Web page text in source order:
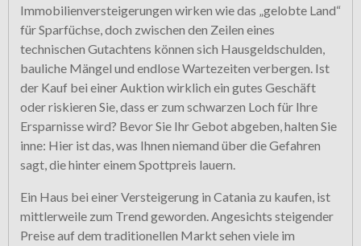
Immobilienversteigerungen wirken wie das „gelobte Land“
für Sparfüchse, doch zwischen den Zeilen eines
technischen Gutachtens können sich Hausgeldschulden,
bauliche Mängel und endlose Wartezeiten verbergen. Ist
der Kauf bei einer Auktion wirklich ein gutes Geschäft
oder riskieren Sie, dass er zum schwarzen Loch für Ihre
Ersparnisse wird? Bevor Sie Ihr Gebot abgeben, halten Sie
inne: Hier ist das, was Ihnen niemand über die Gefahren
sagt, die hinter einem Spottpreis lauern.
Ein Haus bei einer Versteigerung in Catania zu kaufen, ist
mittlerweile zum Trend geworden. Angesichts steigender
Preise auf dem traditionellen Markt sehen viele im